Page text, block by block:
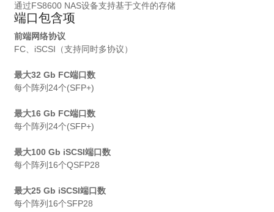
通过FS8600 NAS设备支持基于文件的存储
端口包含项
前端网络协议
FC、iSCSI（支持同时多协议）
最大32 Gb FC端口数
每个阵列24个(SFP+)
最大16 Gb FC端口数
每个阵列24个(SFP+)
最大100 Gb iSCSI端口数
每个阵列16个QSFP28
最大25 Gb iSCSI端口数
每个阵列16个SFP28